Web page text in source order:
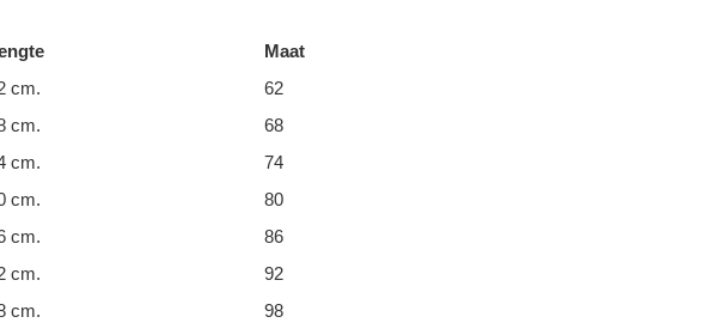
Maat
cm.
62
cm.
68
cm.
74
cm.
80
cm.
86
cm.
92
cm.
98